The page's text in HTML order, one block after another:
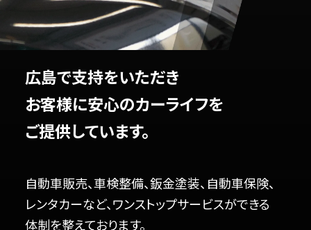
広島で支持をいただき
お客様に安心のカーライフを
ご提供しています。
自動車販売、車検整備、鈑金塗装、自動車保険、
レンタカーなど、ワンストップサービスができる
体制を整えております。